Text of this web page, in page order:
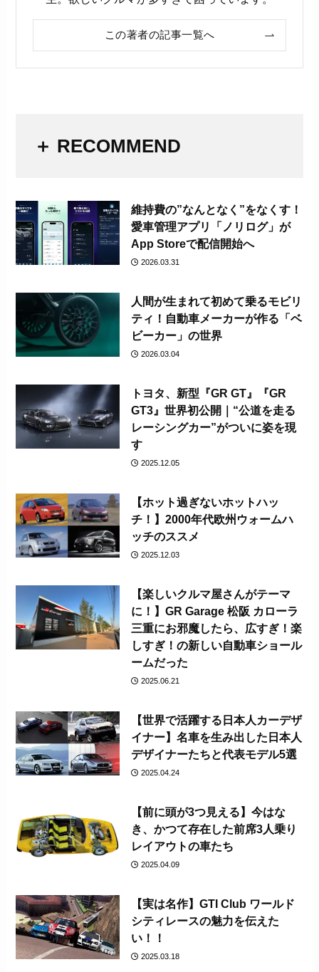
この著者の記事一覧へ
＋ RECOMMEND
維持費の”なんとなく”をなくす！
愛車管理アプリ「ノリログ」が
App Storeで配信開始へ
2026.03.31
人間が生まれて初めて乗るモビリ
ティ！自動車メーカーが作る「ベ
ビーカー」の世界
2026.03.04
トヨタ、新型『GR GT』『GR
GT3』世界初公開｜“公道を走る
レーシングカー”がついに姿を現
す
2025.12.05
【ホット過ぎないホットハッ
チ！】2000年代欧州ウォームハ
ッチのススメ
2025.12.03
【楽しいクルマ屋さんがテーマ
に！】GR Garage 松阪 カローラ
三重にお邪魔したら、広すぎ！楽
しすぎ！の新しい自動車ショール
ームだった
2025.06.21
【世界で活躍する日本人カーデザ
イナー】名車を生み出した日本人
デザイナーたちと代表モデル5選
2025.04.24
【前に頭が3つ見える】今はな
き、かつて存在した前席3人乗り
レイアウトの車たち
2025.04.09
【実は名作】GTI Club ワールド
シティレースの魅力を伝えた
い！！
2025.03.18